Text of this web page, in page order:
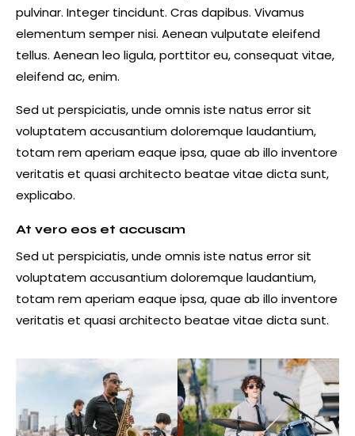
pulvinar. Integer tincidunt. Cras dapibus. Vivamus
elementum semper nisi. Aenean vulputate eleifend
tellus. Aenean leo ligula, porttitor eu, consequat vitae,
eleifend ac, enim.
Sed ut perspiciatis, unde omnis iste natus error sit
voluptatem accusantium doloremque laudantium,
totam rem aperiam eaque ipsa, quae ab illo inventore
veritatis et quasi architecto beatae vitae dicta sunt,
explicabo.
At vero eos et accusam
Sed ut perspiciatis, unde omnis iste natus error sit
voluptatem accusantium doloremque laudantium,
totam rem aperiam eaque ipsa, quae ab illo inventore
veritatis et quasi architecto beatae vitae dicta sunt.